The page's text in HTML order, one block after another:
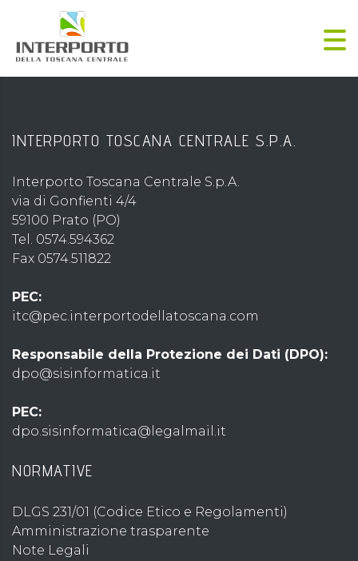
INTERPORTO TOSCANA CENTRALE S.P.A.
Interporto Toscana Centrale S.p.A.
via di Gonfienti 4/4
59100 Prato (PO)
Tel. 0574.594362
Fax 0574.511822
PEC:
itc@pec.interportodellatoscana.com
Responsabile della Protezione dei Dati (DPO):
dpo@sisinformatica.it
PEC:
dpo.sisinformatica@legalmail.it
NORMATIVE
DLGS 231/01 (Codice Etico e Regolamenti)
Amministrazione trasparente
Note Legali